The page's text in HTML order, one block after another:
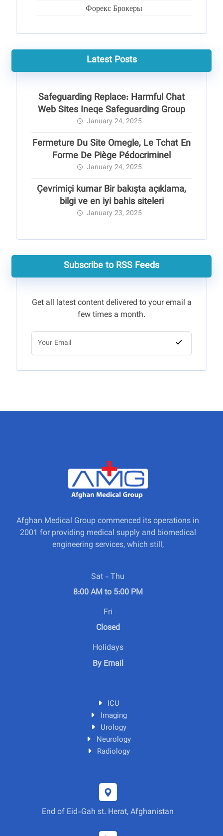
Форекс Брокеры
Latest Posts
Safeguarding Replace: Harmful Chat
Web Sites Ineqe Safeguarding Group
January 24, 2025
Fermeture Du Site Omegle, Le Tchat En
Forme De Piège Pédocriminel
January 24, 2025
Çevrimiçi kumar Bir bakışta açıklama,
bilgi ve en iyi bahis siteleri
January 23, 2025
Subscribe to RSS Feeds
Get all latest content delivered to your email a
few times a month.
Afghan Medical Group commenced its operations in
2001 for providing medical supply and biomedical
engineering services, which still,
Sat - Thu
8:00 AM to 5:00 PM
Fri
Closed
Holidays
By Email
ICU
Imaging
Urology
Neurology
Radiology
End of Eid-Gah st. Herat, Afghanistan